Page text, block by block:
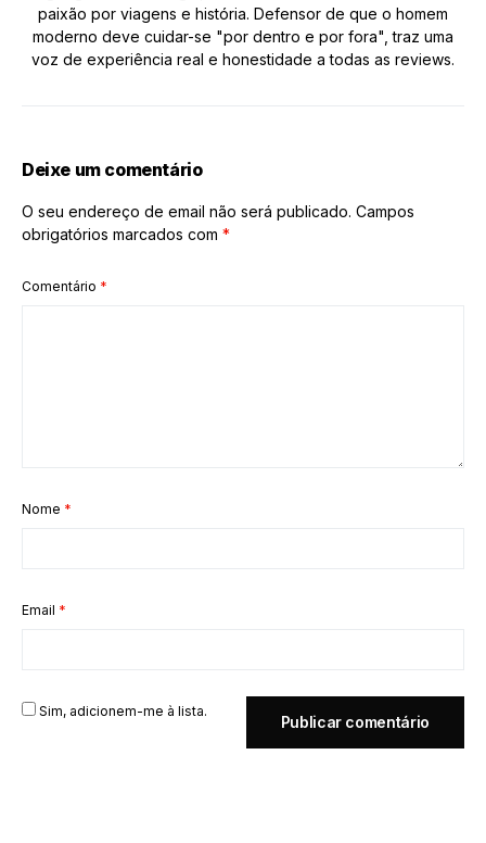
paixão por viagens e história. Defensor de que o homem
moderno deve cuidar-se "por dentro e por fora", traz uma
voz de experiência real e honestidade a todas as reviews.
Deixe um comentário
O seu endereço de email não será publicado. Campos
obrigatórios marcados com *
Comentário *
Nome *
Email *
Sim, adicionem-me à lista.